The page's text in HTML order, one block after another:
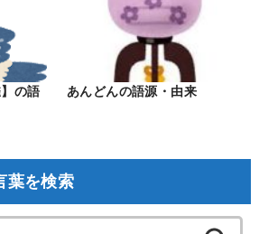
の語
あんどんの語源・由来
葉を検索